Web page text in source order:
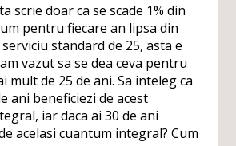
scrie doar ca se scade 1% din
pentru fiecare an lipsa din
standard de 25, asta e
vazut sa se dea ceva pentru
mult de 25 de ani. Sa inteleg ca
ani beneficiezi de acest
iar daca ai 30 de ani
acelasi cuantum integral? Cum